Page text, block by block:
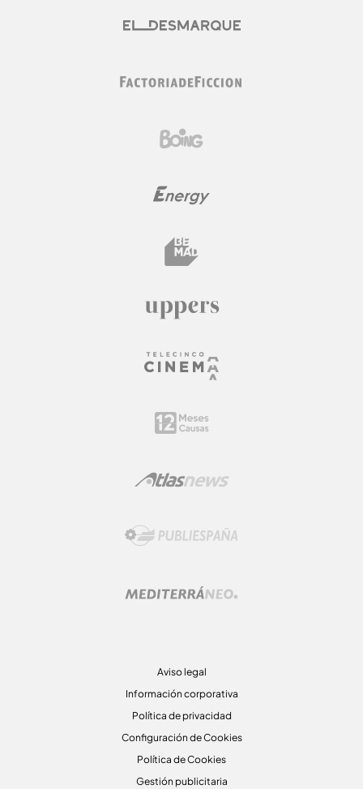
Aviso legal
Información corporativa
Política de privacidad
Configuración de Cookies
Política de Cookies
Gestión publicitaria